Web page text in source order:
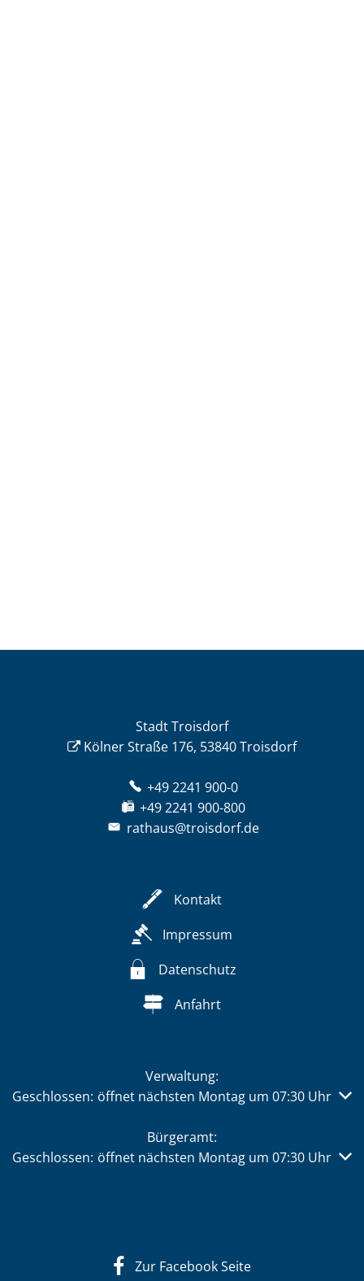
Stadt Troisdorf
Kölner Straße 176, 53840 Troisdorf
+49 2241 900-0
+49 2241 900-800
rathaus@troisdorf.de
Kontakt
Impressum
Datenschutz
Anfahrt
Verwaltung:
Klicken, um weitere Öffnungs- oder Schließzeiten
Geschlossen: öffnet nächsten Montag um 07:30 Uhr
Bürgeramt:
Klicken, um weitere Öffnungs- oder Schließzeiten
Geschlossen: öffnet nächsten Montag um 07:30 Uhr
Zur Facebook Seite